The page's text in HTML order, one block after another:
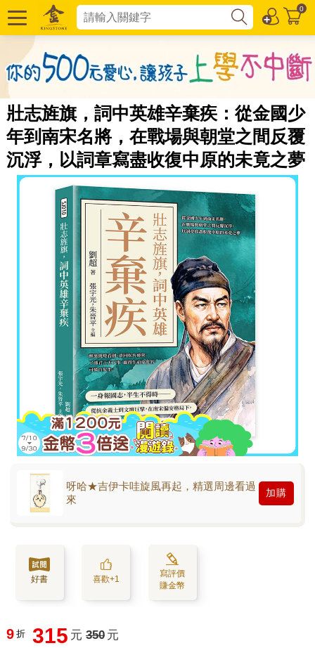
0
壯志旌旗，詞中英雄辛棄疾：從金國少
年到南宋名將，在戰場與朝堂之間反覆
沉浮，以詞章寫盡收復中原的未竟之夢
呀哈★吉伊卡哇旋風再起，精選周邊看過
來
加購
好書 喜歡+1
寫評價
賺金幣
9 折 315 元 350 元